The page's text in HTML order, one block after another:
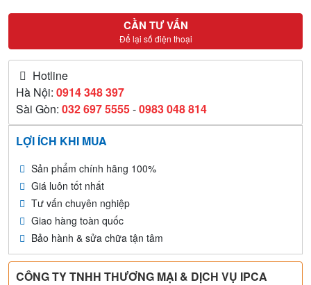
CẦN TƯ VẤN
Để lại số điện thoại
Hotline
Hà Nội: 0914 348 397
Sài Gòn: 032 697 5555-0983 048 814
LỢI ÍCH KHI MUA
Sản phẩm chính hãng 100%
Giá luôn tốt nhất
Tư vấn chuyên nghiệp
Giao hàng toàn quốc
Bảo hành & sửa chữa tận tâm
CÔNG TY TNHH THƯƠNG MẠI & DỊCH VỤ IPCA